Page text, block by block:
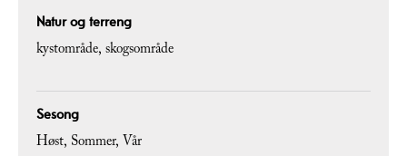
Natur og terreng
kystområde skogsområde
Sesong
Høst Sommer Vår